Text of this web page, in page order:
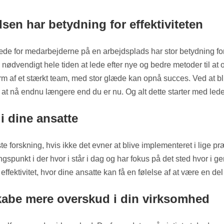
har betydning for effektiviteten
for medarbejderne på en arbejdsplads har stor betydning
hele tiden at lede efter nye og bedre metoder til
af et stærkt team, med stor glæde kan opnå succes. Ved at
nå endnu længere end du er nu. Og alt dette starter med
dine ansatte
forskning, hvis ikke det evner at blive implementeret i lige
i der hvor i står i dag og har fokus på det sted hvor i
hvor dine ansatte kan få en følelse af at være en
mere overskud i din virksomhed